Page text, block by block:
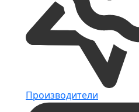
Производители